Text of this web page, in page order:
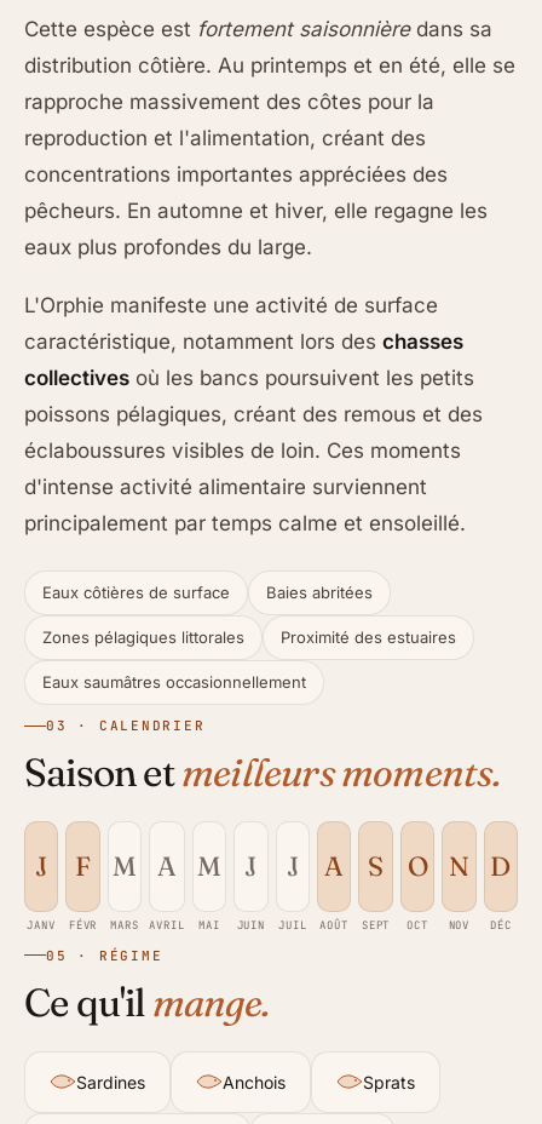
Cette espèce est fortement saisonnièredans sa
distribution côtière. Au printemps et en été, elle se
rapproche massivement des côtes pour la
reproduction et l'alimentation, créant des
concentrations importantes appréciées des
pêcheurs. En automne et hiver, elle regagne les
eaux plus profondes du large.
L'Orphie manifeste une activité de surface
caractéristique, notamment lors des chasses
collectives où les bancs poursuivent les petits
poissons pélagiques, créant des remous et des
éclaboussures visibles de loin. Ces moments
d'intense activité alimentaire surviennent
principalement par temps calme et ensoleillé.
Eaux côtières de surface Baies abritées
Zones pélagiques littorales Proximité des estuaires
Eaux saumâtres occasionnellement
03 · CALENDRIER
Saison etmeilleurs moments.
J
JANV
F
FÉVR
M
MARS
A
AVRIL
M
MAI
J
JUIN
J
JUIL
A
AOÛT
S
SEPT
O
OCT
N
NOV
D
DÉC
05 · RÉGIME
Ce qu'il mange.
Sardines Anchois Sprats